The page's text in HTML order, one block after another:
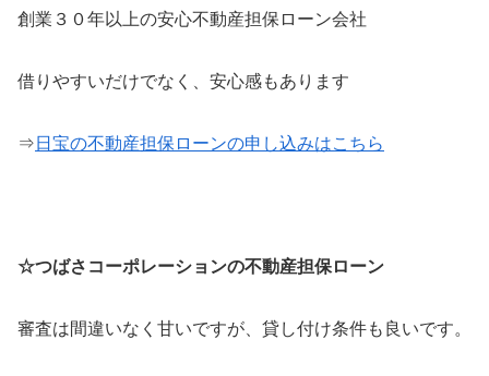
創業３０年以上の安心不動産担保ローン会社
借りやすいだけでなく、安心感もあります
⇒ 日宝の不動産担保ローンの申し込みはこちら
☆つばさコーポレーションの不動産担保ローン
審査は間違いなく甘いですが、貸し付け条件も良いです。